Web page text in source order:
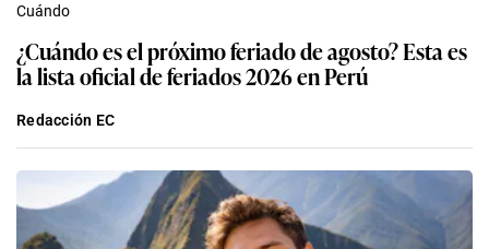
Cuándo
¿Cuándo es el próximo feriado de agosto? Esta es
la lista oficial de feriados 2026 en Perú
Redacción EC